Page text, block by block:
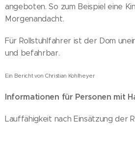
angeboten. So zum Beispiel eine
Morgenandacht.
Für Rollstuhlfahrer ist der Dom
und befahrbar.
Ein Bericht von Christian Kohlheyer
Informationen für Personen mit
Lauffähigkeit nach Einsätzung der